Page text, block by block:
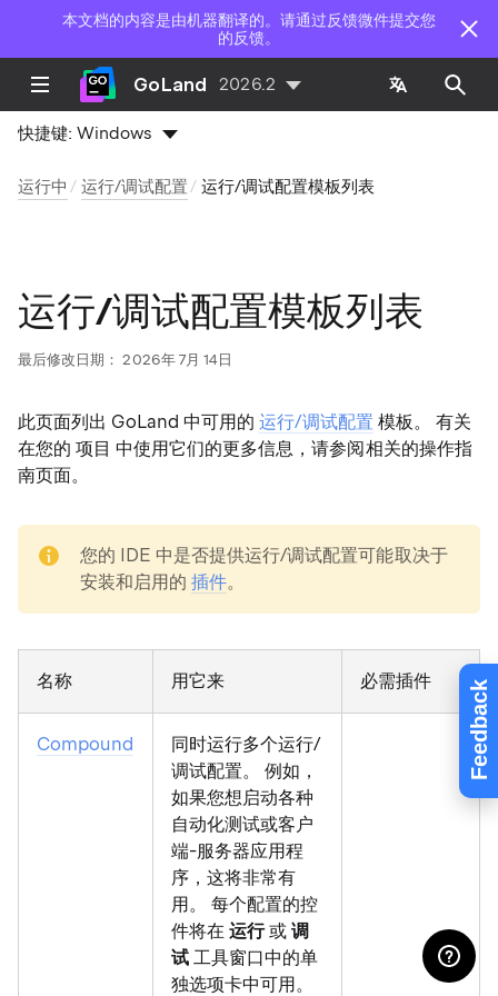
本文档的内容是由机器翻译的。请通过反馈微件提交您
的反馈。
Feedback
GoLand 2026.2
快捷键:Windows
运行中 运行/调试配置 运行/调试配置模板列表
运行/调试配置模板列表
最后修改日期： 2026年 7月 14日
此页面列出 GoLand 中可用的运行/调试配置 模板。 有关
在您的 项目 中使用它们的更多信息，请参阅相关的操作指
南页面。
您的 IDE 中是否提供运行/调试配置可能取决于
安装和启用的插件。
名称 用它来 必需插件
Compound
同时运行多个运行/
调试配置。 例如，
如果您想启动各种
自动化测试或客户
端-服务器应用程
序，这将非常有
用。 每个配置的控
件将在运行或调
试 工具窗口中的单
独选项卡中可用。